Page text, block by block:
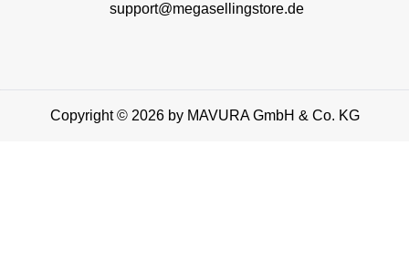
support@megasellingstore.de
Copyright © 2026 by MAVURA GmbH & Co. KG